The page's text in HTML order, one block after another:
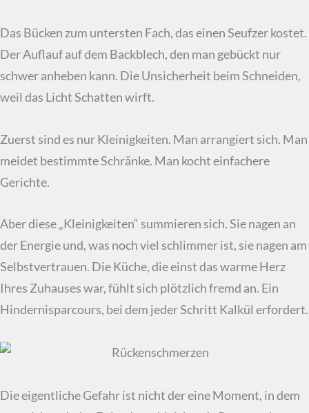
Das Bücken zum untersten Fach, das einen Seufzer kostet.
Der Auflauf auf dem Backblech, den man gebückt nur
schwer anheben kann. Die Unsicherheit beim Schneiden,
weil das Licht Schatten wirft.
Zuerst sind es nur Kleinigkeiten. Man arrangiert sich. Man
meidet bestimmte Schränke. Man kocht einfachere
Gerichte.
Aber diese „Kleinigkeiten“ summieren sich. Sie nagen an
der Energie und, was noch viel schlimmer ist, sie nagen am
Selbstvertrauen. Die Küche, die einst das warme Herz
Ihres Zuhauses war, fühlt sich plötzlich fremd an. Ein
Hindernisparcours, bei dem jeder Schritt Kalkül erfordert.
Die eigentliche Gefahr ist nicht der eine Moment, in dem